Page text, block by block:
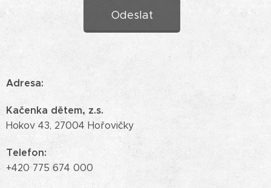
Odeslat
Adresa:
Kačenka dětem, z.s.
Hokov 43, 27004 Hořovičky
Telefon:
+420 775 674 000